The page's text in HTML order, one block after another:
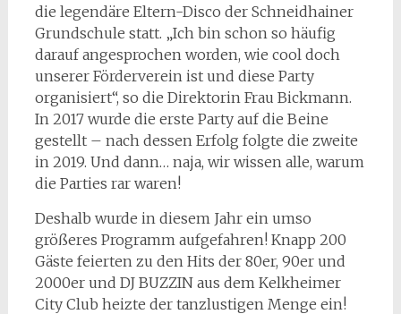
die legendäre Eltern-Disco der Schneidhainer
Grundschule statt. „Ich bin schon so häufig
darauf angesprochen worden, wie cool doch
unserer Förderverein ist und diese Party
organisiert“, so die Direktorin Frau Bickmann.
In 2017 wurde die erste Party auf die Beine
gestellt – nach dessen Erfolg folgte die zweite
in 2019. Und dann… naja, wir wissen alle, warum
die Parties rar waren!
Deshalb wurde in diesem Jahr ein umso
größeres Programm aufgefahren! Knapp 200
Gäste feierten zu den Hits der 80er, 90er und
2000er und DJ BUZZIN aus dem Kelkheimer
City Club heizte der tanzlustigen Menge ein!